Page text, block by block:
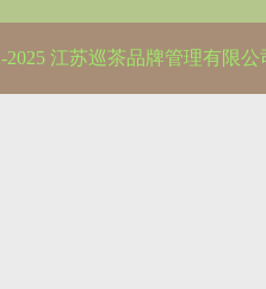
2025 江苏巡茶品牌管理有限